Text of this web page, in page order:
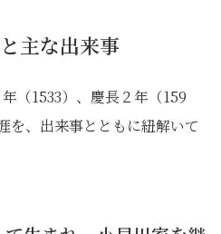
主な出来事
（1533）、慶長２年（159
を、出来事とともに紐解いて